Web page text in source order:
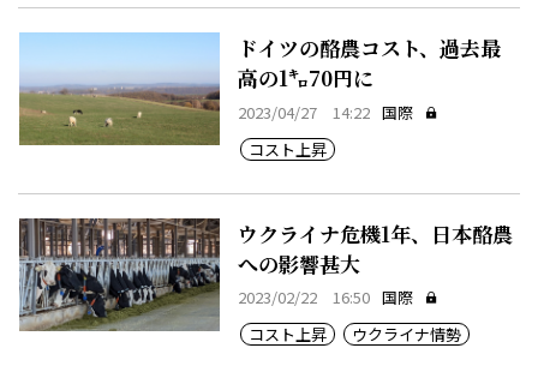
ドイツの酪農コスト、過去最
高の1㌔70円に
2023/04/27 14:22 国際
コスト上昇
ウクライナ危機1年、日本酪農
への影響甚大
2023/02/22 16:50 国際
コスト上昇
ウクライナ情勢